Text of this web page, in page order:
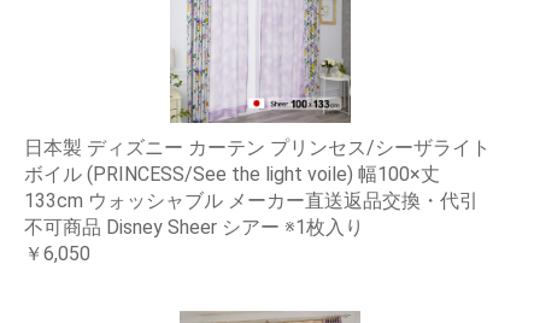
日本製 ディズニー カーテン プリンセス/シーザライト
ボイル (PRINCESS/See the light voile) 幅100×丈
133cm ウォッシャブル メーカー直送返品交換・代引
不可商品 Disney Sheer シアー ※1枚入り
￥6,050